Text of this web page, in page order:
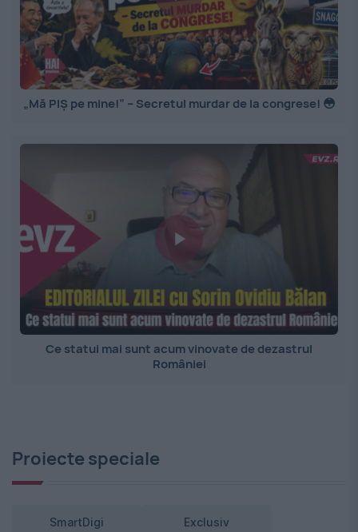
„Mă PIȘ pe mine!” – Secretul murdar de la congrese! 😳
Ce statui mai sunt acum vinovate de dezastrul
României
Proiecte speciale
SmartDigi Exclusiv